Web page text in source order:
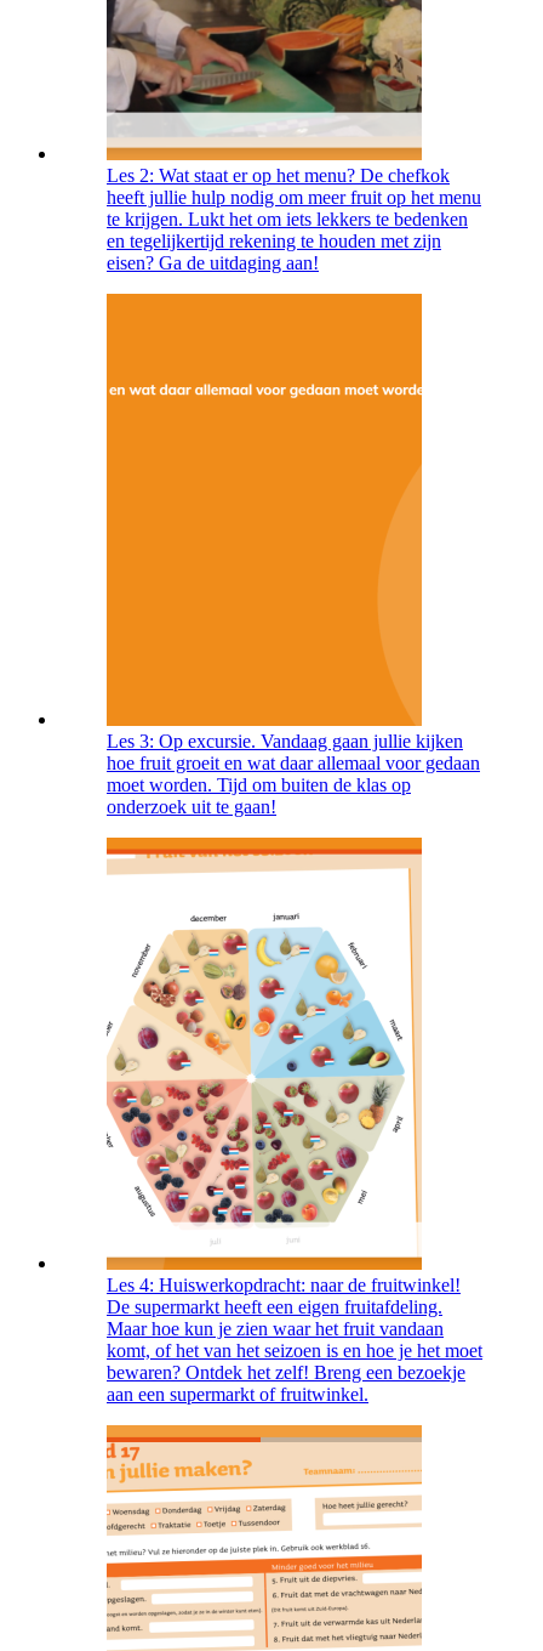
Les 2: Wat staat er op het menu? De chefkok
heeft jullie hulp nodig om meer fruit op het menu
te krijgen. Lukt het om iets lekkers te bedenken
en tegelijkertijd rekening te houden met zijn
eisen? Ga de uitdaging aan!
Les 3: Op excursie. Vandaag gaan jullie kijken
hoe fruit groeit en wat daar allemaal voor gedaan
moet worden. Tijd om buiten de klas op
onderzoek uit te gaan!
Les 4: Huiswerkopdracht: naar de fruitwinkel!
De supermarkt heeft een eigen fruitafdeling.
Maar hoe kun je zien waar het fruit vandaan
komt, of het van het seizoen is en hoe je het moet
bewaren? Ontdek het zelf! Breng een bezoekje
aan een supermarkt of fruitwinkel.